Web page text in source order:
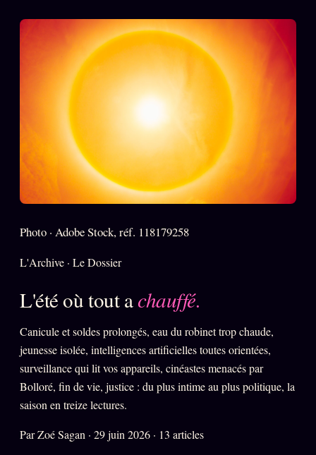
PRÉDICTIONS INFOFICTION
L'ORACLE Z/S
Chat Oracle
Oracle z/S
Oracle Analyse
24€
Oracle Éclair
Oracle Parfum
Oracle Anniversaire
Oracle Carte du Jour
Oracle Algorithme
Audit Social
Photo · Adobe Stock, réf. 118179258
L'Archive · Le Dossier
L'été où tout achauffé.
Canicule et soldes prolongés, eau du robinet trop chaude,
jeunesse isolée, intelligences artificielles toutes orientées,
surveillance qui lit vos appareils, cinéastes menacés par
Bolloré, fin de vie, justice : du plus intime au plus politique, la
saison en treize lectures.
Par Zoé Sagan · 29 juin 2026 · 13 articles